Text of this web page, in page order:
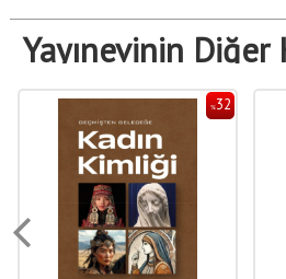
Yayınevinin Diğer
%32